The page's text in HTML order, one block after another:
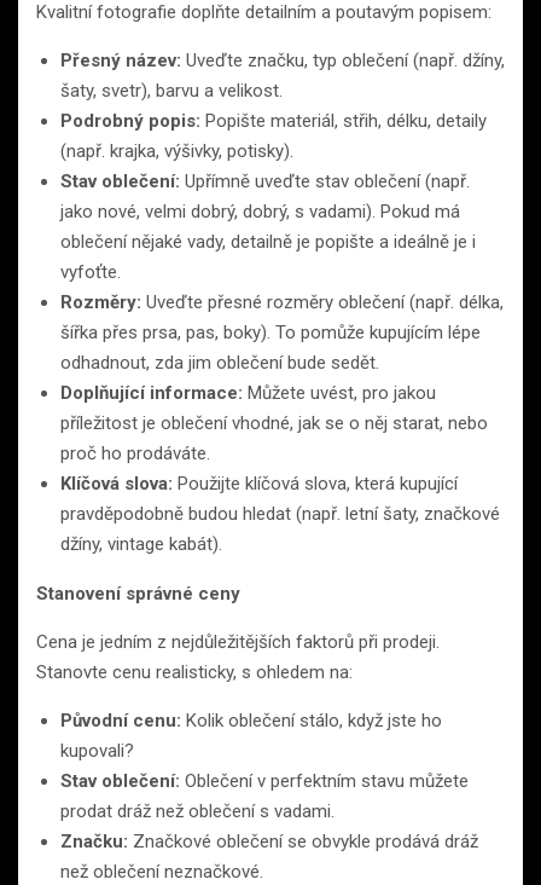
Kvalitní fotografie doplňte detailním a poutavým popisem:
Přesný název: Uveďte značku, typ oblečení (např. džíny,
šaty, svetr), barvu a velikost.
Podrobný popis: Popište materiál, střih, délku, detaily
(např. krajka, výšivky, potisky).
Stav oblečení: Upřímně uveďte stav oblečení (např.
jako nové, velmi dobrý, dobrý, s vadami). Pokud má
oblečení nějaké vady, detailně je popište a ideálně je i
vyfoťte.
Rozměry: Uveďte přesné rozměry oblečení (např. délka,
šířka přes prsa, pas, boky). To pomůže kupujícím lépe
odhadnout, zda jim oblečení bude sedět.
Doplňující informace: Můžete uvést, pro jakou
příležitost je oblečení vhodné, jak se o něj starat, nebo
proč ho prodáváte.
Klíčová slova: Použijte klíčová slova, která kupující
pravděpodobně budou hledat (např. letní šaty, značkové
džíny, vintage kabát).
Stanovení správné ceny
Cena je jedním z nejdůležitějších faktorů při prodeji.
Stanovte cenu realisticky, s ohledem na:
Původní cenu: Kolik oblečení stálo, když jste ho
kupovali?
Stav oblečení: Oblečení v perfektním stavu můžete
prodat dráž než oblečení s vadami.
Značku: Značkové oblečení se obvykle prodává dráž
než oblečení neznačkové.